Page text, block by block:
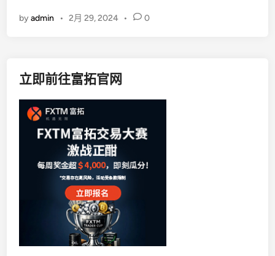
n
byadmin • 2月 29, 2024 • 0
立即前往富拓官网